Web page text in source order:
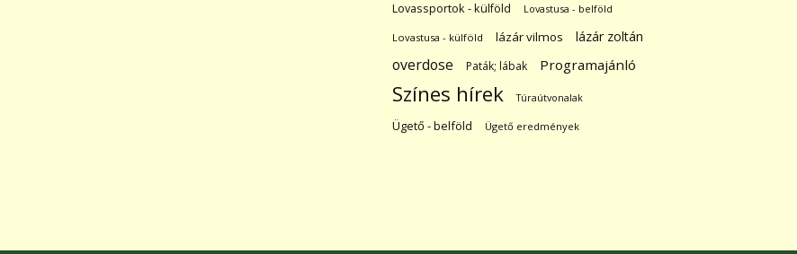
Lovassportok - külföld Lovastusa - belföld
Lovastusa - külföld lázár vilmos lázár zoltán
overdose Paták; lábak Programajánló
Színes hírek Túraútvonalak
Ügető - belföld Ügető eredmények